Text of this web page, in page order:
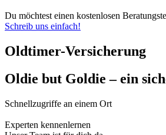
Du möchtest einen kostenlosen
Schreib uns einfach!
Oldtimer-Versicherung
Oldie but Goldie – ein
Schnellzugriffe an einem Ort
Experten kennenlernen